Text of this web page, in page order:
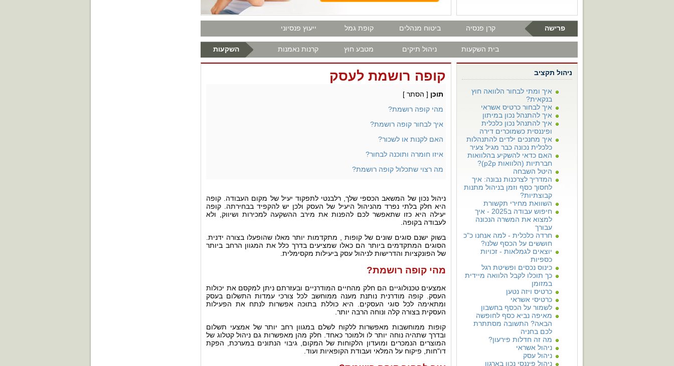
פרישה קרן פנסיה ביטוח מנהלים קופת גמל ייעוץ פנסיוני
השקעות קרנות נאמנות מטבע חוץ ניהול תיקים בית השקעות
ניהול תקציב
איך ומתי לבחור הלוואה חוץ
בנקאית?
איך לבחור כרטיס אשראי
איך להתנהל נכון במיתון
איך להתנהל נכון כלכלית
ופיננסית כשמוכרים דירה
איך מחנכים ילדים להתנהלות
כלכלית נכונה כבר מגיל צעיר
האם כדאי להשקיע בהלוואות
חברתיות (הלוואות p2p)?
היטל השבחה
המדריך לצרכנות נבונה: איך
לחסוך כסף וזמן בניהול מתנות
קבוצתיות?
השוואת מחירי תקשורת
חיפוש עבודה ב2025 - איך
למצוא את המשרה הנכונה
עבורך
חרדה כלכלית - למה אנחנו כ"כ
חוששים על הכסף שלנו?
יוצאים לגמלאות - זכויות
כספיות
כינוס נכסים ופשיטת רגל
כך תוכלו לקבל הלוואה מיידית
במזומן
כרטיס ויזה נטען
כרטיסי אשראי
לשמור על הכסף בחשבון
מאיפה נביא כסף לחופשה
הבאה? התשובה מסתתרת
לכם בחניה
מה זה חדלות פירעון?
ניהול אשראי
ניהול עסק
ניהול פיננסי נכון בארגון
קופה רושמת לעסק
תוכן [ הסתר ]
מהי קופה רושמת?
איך לבחור קופה רושמת?
האם לקנות או לשכור?
איזו חומרה ותוכנה לבחור?
מה רצוי שתכלול קופה רושמת?
ניהול נכון של המשאב הכספי שלך, רלבנטי לתפקוד יעיל של מקום העבודה. קופה
היא חלק בלתי נפרד מהניהול היעיל של העסק ולכן יש להקפיד בבחירתה. קופה
יעילה היא כזו שתאפשר לכם להפנות את מירב ההשקעה למכירות ושיווק, ולא
לעבודה בקופה.
בשוק ישנם סוגים שונים של קופות , מתקדמות יותר מאלו שהופעלו בצורה ידנית.
הסוגים המתקדמים ביותר הם כאלו שמציעים בדרך כלל את המגוון הרחב ביותר
של הפונקציות והדרישות לניהול עסק ביעילות מקסימלית.
מהי קופה רושמת?
אמצעים טכנולוגיים הם חלק מהחיים המודרניים ובעזרתם ניתן למקסם את יכולות
העסק. קופה מודרנית נותנת מענה ממוחשב לכל צורכי עמדות התשלום בעסק
ומתאימה לכל סוגי העסקים. היא כוללת בתוכה אפשרות לנתח את הפעילות
העסקית בצורה קלה ונוחה הרבה יותר.
קופות ממוחשבות מאפשרות ללקוח לשלם במגוון רחב יותר של אמצעי תשלום
ובדרך שתהיה נוחה יותר לו ולמוכר כאחד. חלק מהן מאפשרות גם ניהול קטלוג של
המוצרים הנמכרים ומועדון הלקוחות של המקום, גיבוי הנתונים במערכת, הפקת
דו"חות, פיקוח על המלאי ועבודת הקופאיות ועוד.